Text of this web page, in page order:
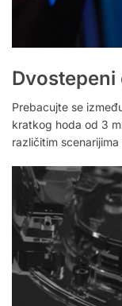
Dvostepeni
Prebacujte se
kratkog hoda od 3
različitim scenarijima